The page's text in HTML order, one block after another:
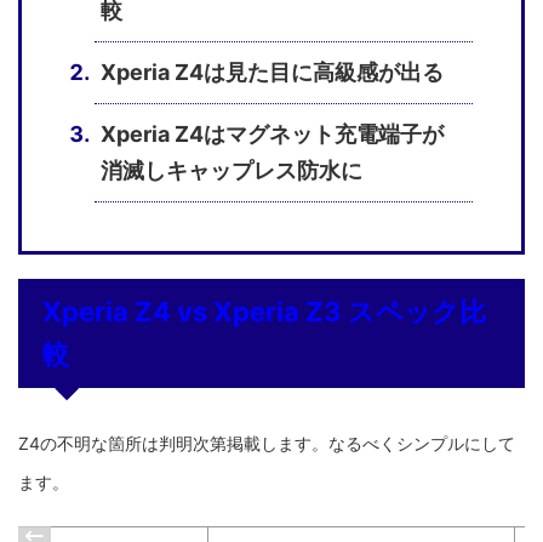
較
Xperia Z4は見た目に高級感が出る
Xperia Z4はマグネット充電端子が
消滅しキャップレス防水に
Xperia Z4 vs Xperia Z3 スペック比
較
Z4の不明な箇所は判明次第掲載します。なるべくシンプルにして
ます。